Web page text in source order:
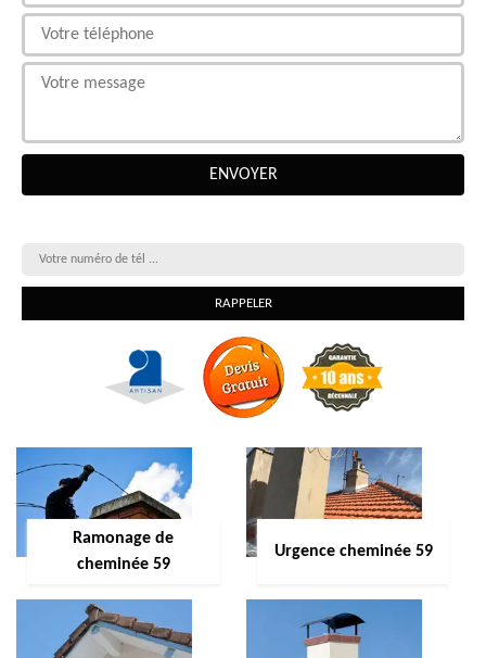
Ramonage de
cheminée 59
Urgence cheminée 59